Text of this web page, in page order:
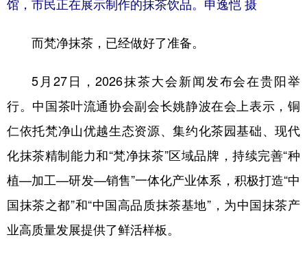
而梵净抹茶，已经做好了准备。
5月27日，2026抹茶大会新闻发布会在贵阳举
行。中国茶叶流通协会副会长姚静波在会上表示，铜
仁依托梵净山优越生态资源、集约化茶园基础、现代
化抹茶精制能力和“梵净抹茶”区域品牌，持续完善“种
植—加工—研发—销售”一体化产业体系，积极打造“中
国抹茶之都”和“中国高品质抹茶基地”，为中国抹茶产
业高质量发展提供了鲜活样板。